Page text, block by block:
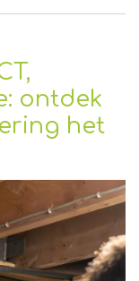
ontdek
het